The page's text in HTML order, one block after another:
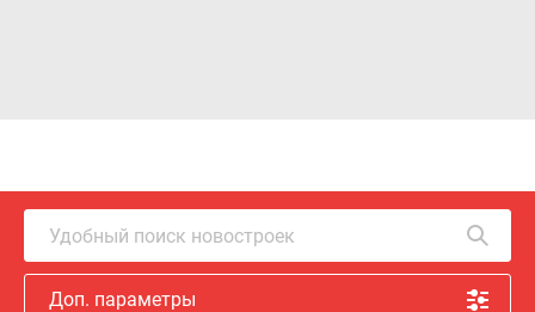
Удобный поиск новостроек
Доп. параметры